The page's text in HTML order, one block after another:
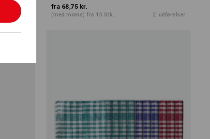
farver
fra 68,75 kr.
(med moms) fra 10 Stk. 2 udførelser